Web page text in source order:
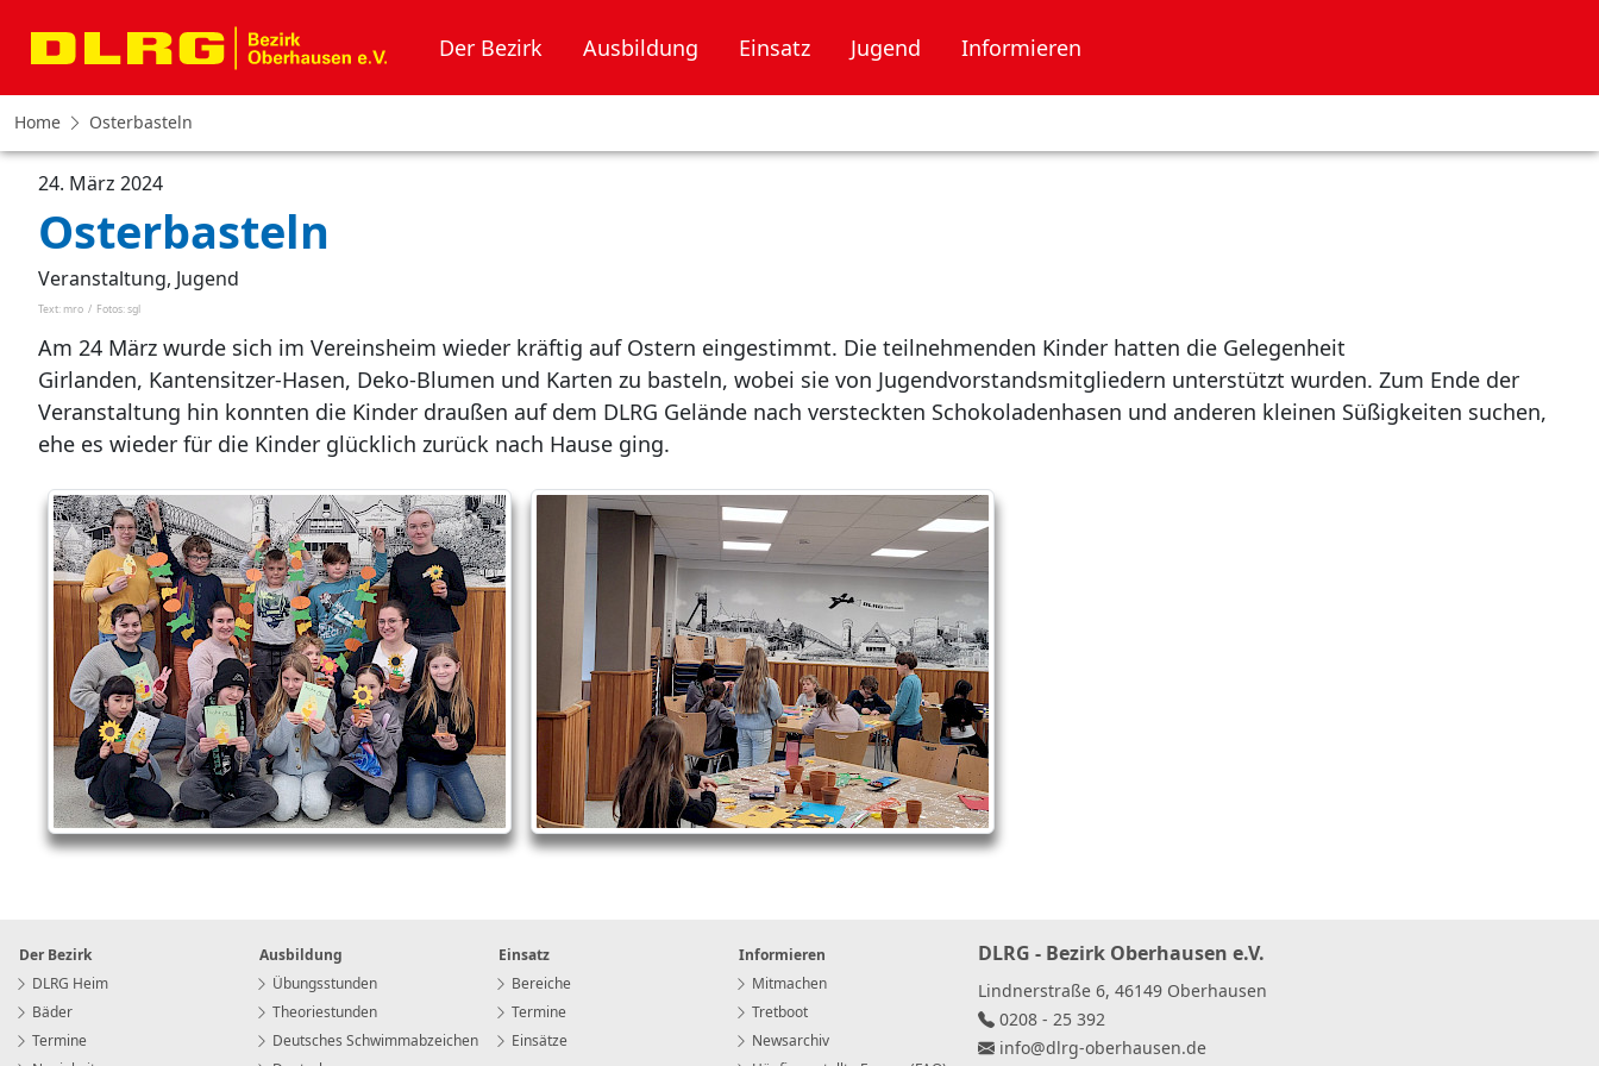
Der Bezirk Ausbildung Einsatz Jugend Informieren
Home Osterbasteln
24. März 2024
Osterbasteln
Veranstaltung, Jugend
Text: mro / Fotos: sgl
Am 24 März wurde sich im Vereinsheim wieder kräftig auf Ostern eingestimmt. Die teilnehmenden Kinder hatten die Gelegenheit
Girlanden, Kantensitzer-Hasen, Deko-Blumen und Karten zu basteln, wobei sie von Jugendvorstandsmitgliedern unterstützt wurden. Zum Ende der
Veranstaltung hin konnten die Kinder draußen auf dem DLRG Gelände nach versteckten Schokoladenhasen und anderen kleinen Süßigkeiten suchen,
ehe es wieder für die Kinder glücklich zurück nach Hause ging.
Der Bezirk
DLRG Heim
Bäder
Termine
Ausbildung
Übungsstunden
Theoriestunden
Deutsches Schwimmabzeichen
Einsatz
Bereiche
Termine
Einsätze
Informieren
Mitmachen
Tretboot
Newsarchiv
DLRG - Bezirk Oberhausen e.V.
Lindnerstraße 6, 46149 Oberhausen
0208 - 25 392
info@dlrg-oberhausen.de